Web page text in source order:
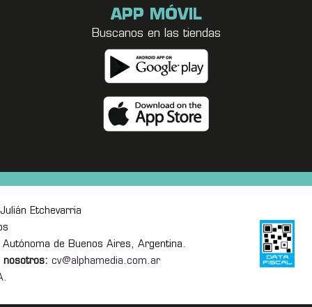
APP MÓVIL
Buscanos en las tiendas
Julián Etchevarria
de Buenos Aires, Argentina.
nosotros: cv@alphamedia.com.ar